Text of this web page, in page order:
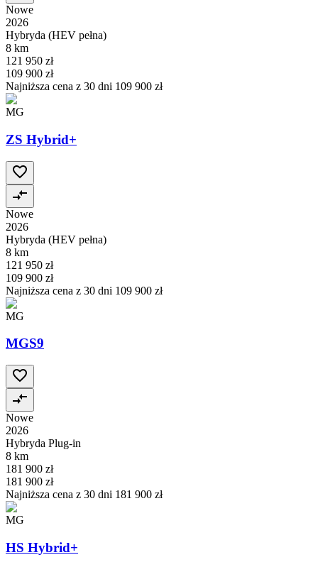
Nowe
2026
Hybryda (HEV pełna)
8 km
121 950 zł
109 900 zł
Najniższa cena z 30 dni 109 900 zł
MG
ZS Hybrid+
Nowe
2026
Hybryda (HEV pełna)
8 km
121 950 zł
109 900 zł
Najniższa cena z 30 dni 109 900 zł
MG
MGS9
Nowe
2026
Hybryda Plug-in
8 km
181 900 zł
181 900 zł
Najniższa cena z 30 dni 181 900 zł
MG
HS Hybrid+